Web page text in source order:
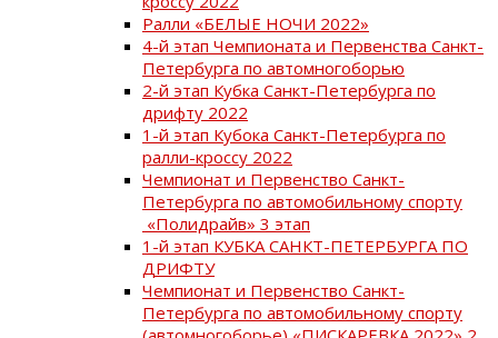
Ралли «БЕЛЫЕ НОЧИ 2022»
4-й этап Чемпионата и Первенства Санкт-
Петербурга по автомногоборью
2-й этап Кубка Санкт-Петербурга по
дрифту 2022
1-й этап Кубока Санкт-Петербурга по
ралли-кроссу 2022
Чемпионат и Первенство Санкт-
Петербурга по автомобильному спорту
«Полидрайв» 3 этап
1-й этап КУБКА САНКТ-ПЕТЕРБУРГА ПО
ДРИФТУ
Чемпионат и Первенство Санкт-
Петербурга по автомобильному спорту